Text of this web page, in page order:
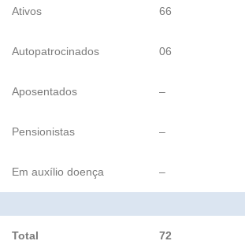
Ativos 66
Autopatrocinados 06
Aposentados –
Pensionistas –
Em auxílio doença –
Total 72